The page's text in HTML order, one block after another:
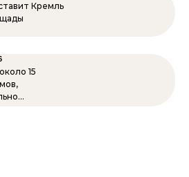
Кремль
15